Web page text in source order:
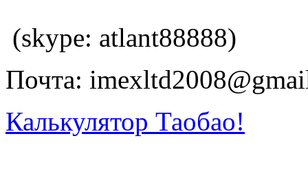
(skype: atlant88888)
Почта:
Калькулятор Таобао!